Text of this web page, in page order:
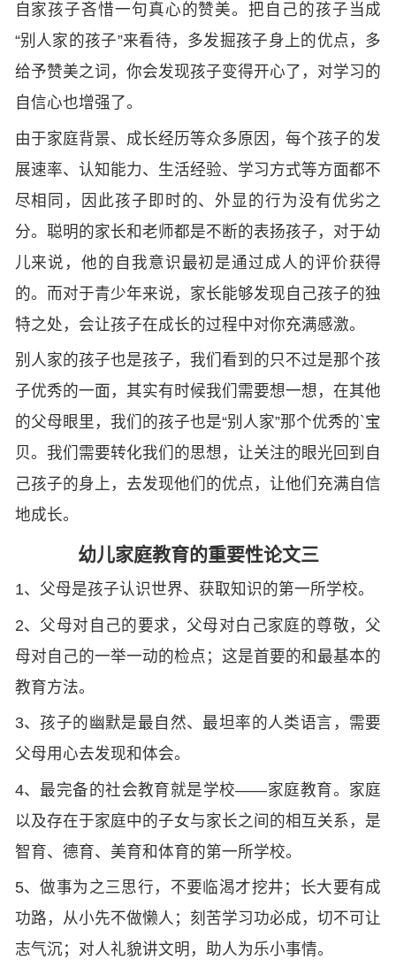
自家孩子吝惜一句真心的赞美。把自己的孩子当成
“别人家的孩子”来看待，多发掘孩子身上的优点，多
给予赞美之词，你会发现孩子变得开心了，对学习的
自信心也增强了。
由于家庭背景、成长经历等众多原因，每个孩子的发
展速率、认知能力、生活经验、学习方式等方面都不
尽相同，因此孩子即时的、外显的行为没有优劣之
分。聪明的家长和老师都是不断的表扬孩子，对于幼
儿来说，他的自我意识最初是通过成人的评价获得
的。而对于青少年来说，家长能够发现自己孩子的独
特之处，会让孩子在成长的过程中对你充满感激。
别人家的孩子也是孩子，我们看到的只不过是那个孩
子优秀的一面，其实有时候我们需要想一想，在其他
的父母眼里，我们的孩子也是“别人家”那个优秀的`宝
贝。我们需要转化我们的思想，让关注的眼光回到自
己孩子的身上，去发现他们的优点，让他们充满自信
地成长。
幼儿家庭教育的重要性论文三
1、父母是孩子认识世界、获取知识的第一所学校。
2、父母对自己的要求，父母对白己家庭的尊敬，父
母对自己的一举一动的检点；这是首要的和最基本的
教育方法。
3、孩子的幽默是最自然、最坦率的人类语言，需要
父母用心去发现和体会。
4、最完备的社会教育就是学校——家庭教育。家庭
以及存在于家庭中的子女与家长之间的相互关系，是
智育、德育、美育和体育的第一所学校。
5、做事为之三思行，不要临渴才挖井；长大要有成
功路，从小先不做懒人；刻苦学习功必成，切不可让
志气沉；对人礼貌讲文明，助人为乐小事情。